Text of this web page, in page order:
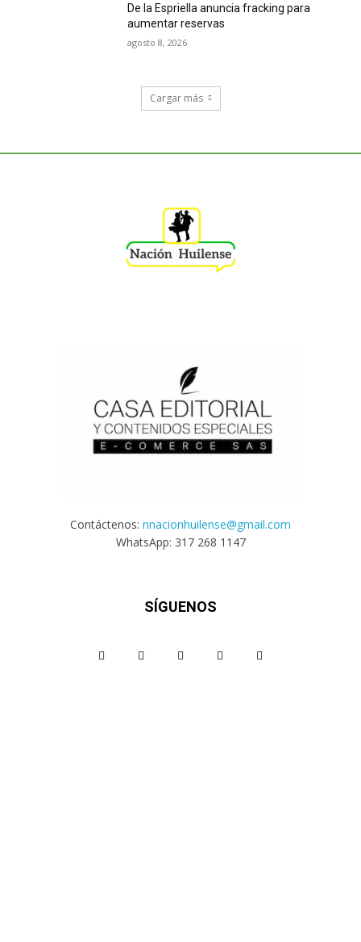
De la Espriella anuncia fracking para
aumentar reservas
agosto 8, 2026
Cargar más
Contáctenos: nnacionhuilense@gmail.com
WhatsApp: 317 268 1147
SÍGUENOS